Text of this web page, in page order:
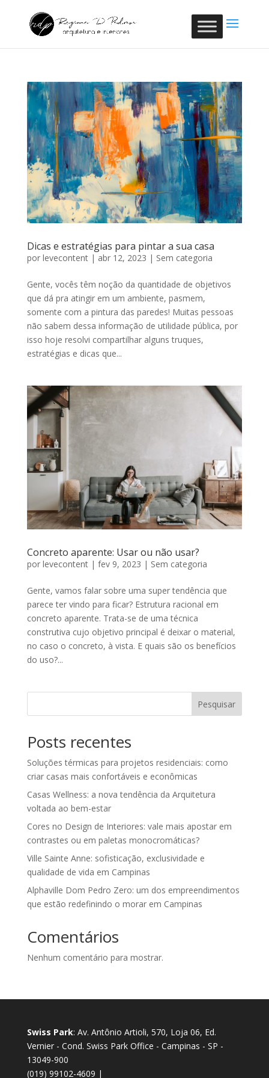
Dicas e estratégias para pintar a sua casa
por levecontent| abr 12, 2023 | Sem categoria
Gente, vocês têm noção da quantidade de objetivos
que dá pra atingir em um ambiente, pasmem,
somente com a pintura das paredes! Muitas pessoas
não sabem dessa informação de utilidade pública, por
isso hoje resolvi compartilhar alguns truques,
estratégias e dicas que...
Concreto aparente: Usar ou não usar?
por levecontent| fev 9, 2023 | Sem categoria
Gente, vamos falar sobre uma super tendência que
parece ter vindo para ficar? Estrutura racional em
concreto aparente. Trata-se de uma técnica
construtiva cujo objetivo principal é deixar o material,
no caso o concreto, à vista. E quais são os benefícios
do uso?...
Pesquisar
Posts recentes
Soluções térmicas para projetos residenciais: como
criar casas mais confortáveis e econômicas
Casas Wellness: a nova tendência da Arquitetura
voltada ao bem-estar
Cores no Design de Interiores: vale mais apostar em
contrastes ou em paletas monocromáticas?
Ville Sainte Anne: sofisticação, exclusividade e
qualidade de vida em Campinas
Alphaville Dom Pedro Zero: um dos empreendimentos
que estão redefinindo o morar em Campinas
Comentários
Nenhum comentário para mostrar.
Swiss Park: Av. Antônio Artioli, 570, Loja 06, Ed.
Vernier - Cond. Swiss Park Office - Campinas - SP -
13049-900
(019) 99102-4609 |